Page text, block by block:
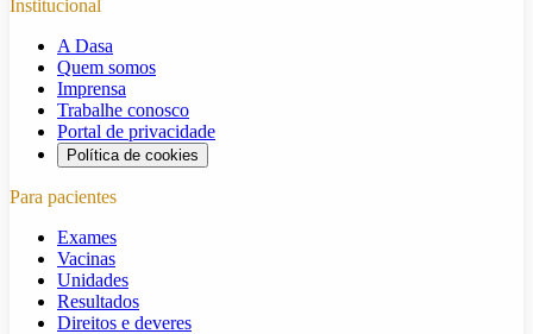
Institucional
A Dasa
Quem somos
Imprensa
Trabalhe conosco
Portal de privacidade
Política de cookies
Para pacientes
Exames
Vacinas
Unidades
Resultados
Direitos e deveres